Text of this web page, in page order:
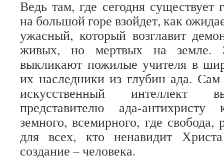
Ведь там, где сегодня существует
на большой горе взойдет, как
ужасный, который возглавит
живых, но мертвых на земле.
выкликают пожилые учителя в
их наследники из глубин ада.
искусственный интеллект
представителю ада-
земного, всемирного, где свобода,
для всех, кто ненавидит
создание – человека.